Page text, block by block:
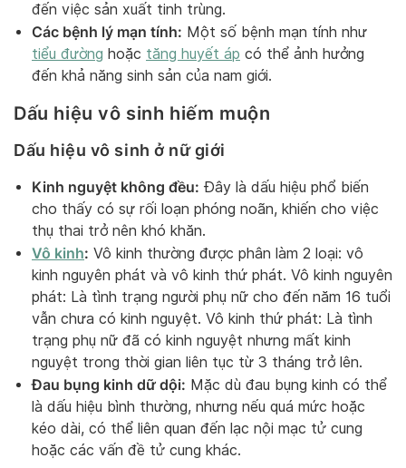
đến việc sản xuất tinh trùng.
Các bệnh lý mạn tính: Một số bệnh mạn tính như
tiểu đường hoặc tăng huyết áp có thể ảnh hưởng
đến khả năng sinh sản của nam giới.
Dấu hiệu vô sinh hiếm muộn
Dấu hiệu vô sinh ở nữ giới
Kinh nguyệt không đều: Đây là dấu hiệu phổ biến
cho thấy có sự rối loạn phóng noãn, khiến cho việc
thụ thai trở nên khó khăn.
Vô kinh: Vô kinh thường được phân làm 2 loại: vô
kinh nguyên phát và vô kinh thứ phát. Vô kinh nguyên
phát: Là tình trạng người phụ nữ cho đến năm 16 tuổi
vẫn chưa có kinh nguyệt. Vô kinh thứ phát: Là tình
trạng phụ nữ đã có kinh nguyệt nhưng mất kinh
nguyệt trong thời gian liên tục từ 3 tháng trở lên.
Đau bụng kinh dữ dội: Mặc dù đau bụng kinh có thể
là dấu hiệu bình thường, nhưng nếu quá mức hoặc
kéo dài, có thể liên quan đến lạc nội mạc tử cung
hoặc các vấn đề tử cung khác.